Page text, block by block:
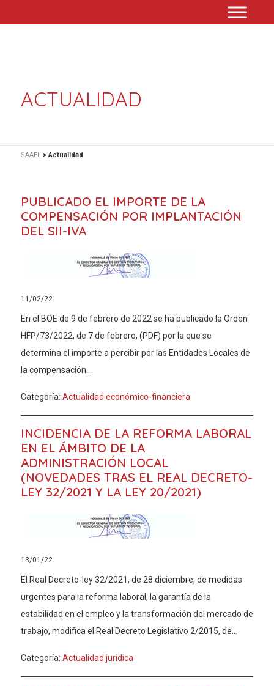
ACTUALIDAD
SAAEL>Actualidad
PUBLICADO EL IMPORTE DE LA
COMPENSACIÓN POR IMPLANTACIÓN
DEL SII-IVA
11/02/22
En el BOE de 9 de febrero de 2022 se ha publicado la Orden
HFP/73/2022, de 7 de febrero, (PDF) por la que se
determina el importe a percibir por las Entidades Locales de
la compensación...
Categoría: Actualidad económico-financiera
INCIDENCIA DE LA REFORMA LABORAL
EN EL ÁMBITO DE LA
ADMINISTRACIÓN LOCAL
(NOVEDADES TRAS EL REAL DECRETO-
LEY 32/2021 Y LA LEY 20/2021)
13/01/22
El Real Decreto-ley 32/2021, de 28 diciembre, de medidas
urgentes para la reforma laboral, la garantía de la
estabilidad en el empleo y la transformación del mercado de
trabajo, modifica el Real Decreto Legislativo 2/2015, de...
Categoría: Actualidad jurídica